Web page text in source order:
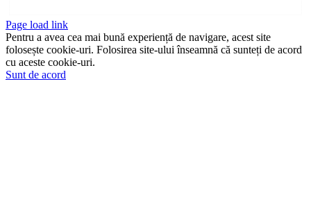
Page load link
Pentru a avea cea mai bună experiență de navigare, acest site
folosește cookie-uri. Folosirea site-ului înseamnă că sunteți de acord
cu aceste cookie-uri.
Sunt de acord